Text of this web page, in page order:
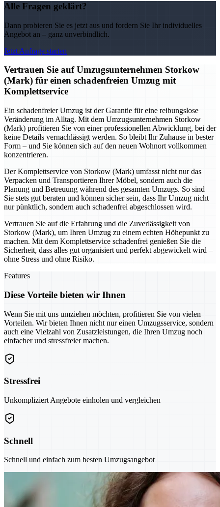
Alle Fragen geklärt?
Dann probieren Sie es jetzt aus und fordern Sie Ihr individuelles
Angebot an – ganz unverbindlich.
Jetzt Anfrage starten
Vertrauen Sie auf Umzugsunternehmen Storkow
(Mark) für einen schadenfreien Umzug mit
Komplettservice
Ein schadenfreier Umzug ist der Garantie für eine reibungslose
Veränderung im Alltag. Mit dem Umzugsunternehmen Storkow
(Mark) profitieren Sie von einer professionellen Abwicklung, bei der
keine Details vernachlässigt werden. So bleibt Ihr Zuhause in bester
Form – und Sie können sich auf den neuen Wohnort vollkommen
konzentrieren.
Der Komplettservice von Storkow (Mark) umfasst nicht nur das
Verpacken und Transportieren Ihrer Möbel, sondern auch die
Planung und Betreuung während des gesamten Umzugs. So sind
Sie stets gut beraten und können sicher sein, dass Ihr Umzug nicht
nur pünktlich, sondern auch schadenfrei abgeschlossen wird.
Vertrauen Sie auf die Erfahrung und die Zuverlässigkeit von
Storkow (Mark), um Ihren Umzug zu einem echten Höhepunkt zu
machen. Mit dem Komplettservice schadenfrei genießen Sie die
Sicherheit, dass alles gut organisiert und perfekt abgewickelt wird –
ohne Stress und ohne Risiko.
Features
Diese Vorteile bieten wir Ihnen
Wenn Sie mit uns umziehen möchten, profitieren Sie von vielen
Vorteilen. Wir bieten Ihnen nicht nur einen Umzugsservice, sondern
auch eine Vielzahl von Zusatzleistungen, die Ihren Umzug noch
einfacher und stressfreier machen.
Stressfrei
Unkompliziert Angebote einholen und vergleichen
Schnell
Schnell und einfach zum besten Umzugsangebot